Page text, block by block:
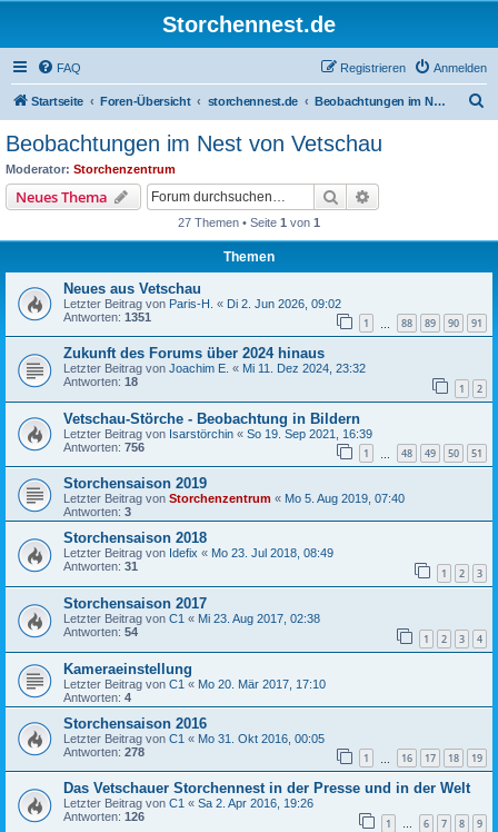
Storchennest.de
FAQ Anmelden
Registrieren
Startseite Foren-Übersicht storchennest.de Beobachtungen im Nest von Vetschau
Beobachtungen im Nest von Vetschau
Moderator: Storchenzentrum
Neues Thema Suche
27 Themen • Seite 1 von 1
Themen
Neues aus Vetschau
Letzter Beitrag von Paris-H. « Di 2. Jun 2026, 09:02
Antworten: 1351 1 88 89 90 91
Zukunft des Forums über 2024 hinaus
Letzter Beitrag von Joachim E. « Mi 11. Dez 2024, 23:32
Antworten: 18 1 2
Vetschau-Störche - Beobachtung in Bildern
Letzter Beitrag von Isarstörchin « So 19. Sep 2021, 16:39
Antworten: 756 1 48 49 50 51
Storchensaison 2019
Letzter Beitrag von Storchenzentrum « Mo 5. Aug 2019, 07:40
Antworten: 3
Storchensaison 2018
Letzter Beitrag von Idefix « Mo 23. Jul 2018, 08:49
Antworten: 31 1 2 3
Storchensaison 2017
Letzter Beitrag von C1 « Mi 23. Aug 2017, 02:38
Antworten: 54 1 2 3 4
Kameraeinstellung
Letzter Beitrag von C1 « Mo 20. Mär 2017, 17:10
Antworten: 4
Storchensaison 2016
Letzter Beitrag von C1 « Mo 31. Okt 2016, 00:05
Antworten: 278 1 16 17 18 19
Das Vetschauer Storchennest in der Presse und in der Welt
Letzter Beitrag von C1 « Sa 2. Apr 2016, 19:26
Antworten: 126 1 … 6 7 8 9